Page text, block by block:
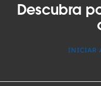
Descubra
INICIAR